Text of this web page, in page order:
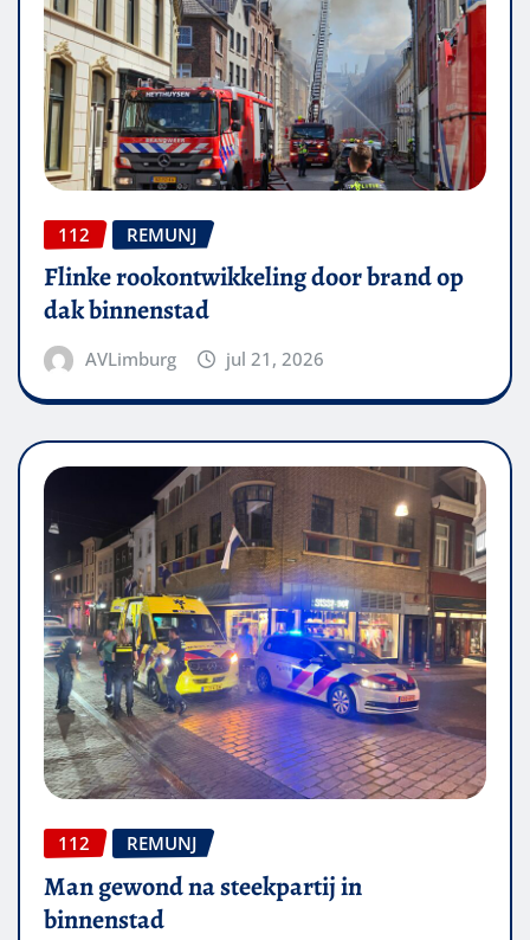
112 REMUNJ
Flinke rookontwikkeling door brand op
dak binnenstad
AVLimburg jul 21, 2026
112 REMUNJ
Man gewond na steekpartij in
binnenstad